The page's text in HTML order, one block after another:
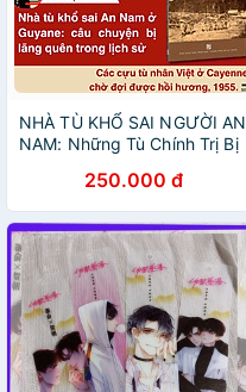
NHÀ TÙ KHỔ SAI NGƯỜI AN
NAM: Những Tù Chính Trị Bị
Guyane - Christèle
Dedebant - Lê Hồng Phước
dịch - NXB Tổng Hợp
TPHCM
250.000 đ